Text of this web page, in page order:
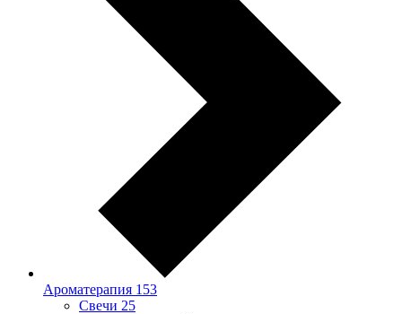
Ароматерапия 153
Свечи 25